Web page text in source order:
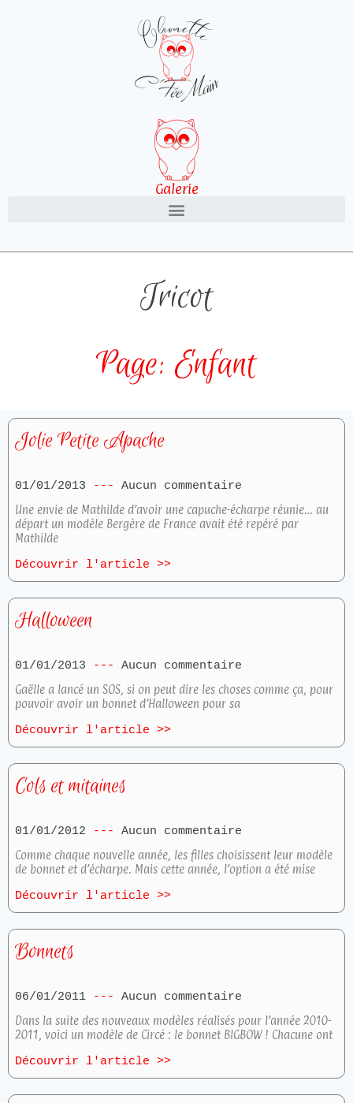
Galerie
Tricot
Page: Enfant
Jolie Petite Apache
01/01/2013
Aucun commentaire
Une envie de Mathilde d’avoir une capuche-écharpe réunie… au
départ un modèle Bergère de France avait été repéré par
Mathilde
Découvrir l'article >>
Halloween
01/01/2013
Aucun commentaire
Gaëlle a lancé un SOS, si on peut dire les choses comme ça, pour
pouvoir avoir un bonnet d’Halloween pour sa
Découvrir l'article >>
Cols et mitaines
01/01/2012
Aucun commentaire
Comme chaque nouvelle année, les filles choisissent leur modèle
de bonnet et d’écharpe. Mais cette année, l’option a été mise
Découvrir l'article >>
Bonnets
06/01/2011
Aucun commentaire
Dans la suite des nouveaux modèles réalisés pour l’année 2010-
2011, voici un modèle de Circé : le bonnet BIGBOW ! Chacune ont
Découvrir l'article >>